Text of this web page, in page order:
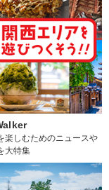
楽しむためのニュースや
大特集